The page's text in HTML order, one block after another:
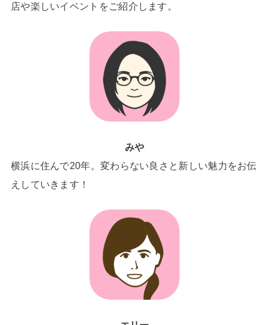
店や楽しいイベントをご紹介します。
みや
横浜に住んで20年。変わらない良さと新しい魅力をお伝
えしていきます！